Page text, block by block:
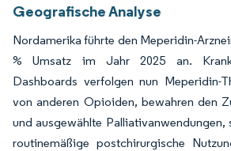
Geografische Analyse
Nordamerika führte den Meperidin-
% Umsatz im Jahr 2025 an.
Dashboards verfolgen nun Meperidin-
von anderen Opioiden, bewahren den
und ausgewählte Palliativanwendungen,
routinemäßige postchirurgische